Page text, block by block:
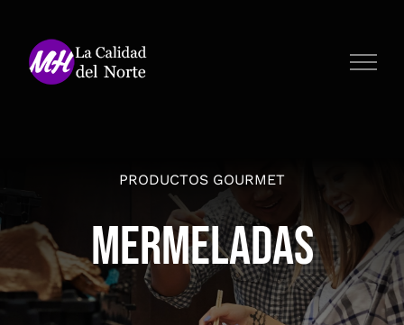
contenido
PRODUCTOS GOURMET
Mermeladas